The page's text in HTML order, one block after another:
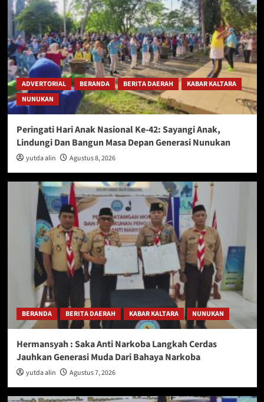
ADVERTORIAL BERANDA BERITA DAERAH
KABAR KALTARA
NUNUKAN
Peringati Hari Anak Nasional Ke-42: Sayangi Anak,
Lindungi Dan Bangun Masa Depan Generasi Nunukan
yutda alin Agustus 8, 2026
BERANDA BERITA DAERAH KABAR KALTARA NUNUKAN
Hermansyah : Saka Anti Narkoba Langkah Cerdas
Jauhkan Generasi Muda Dari Bahaya Narkoba
yutda alin Agustus 7, 2026